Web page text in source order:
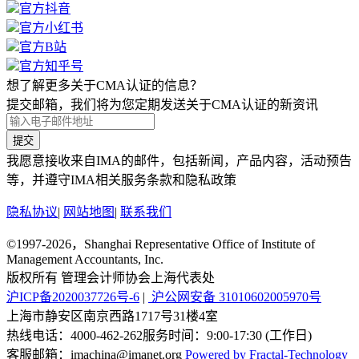
官方抖音
官方小红书
官方B站
官方知乎号
想了解更多关于CMA认证的信息？
提交邮箱，我们将为您定期发送关于CMA认证的新资讯
提交
我愿意接收来自IMA的邮件，包括新闻，产品内容，活动预告
等，并遵守IMA相关服务条款和隐私政策
隐私协议| 网站地图 | 联系我们
©1997-2026，Shanghai Representative Office of Institute of
Management Accountants, Inc.
版权所有 管理会计师协会上海代表处
沪ICP备2020037726号-6 | 沪公网安备 31010602005970号
上海市静安区南京西路1717号31楼4室
热线电话： 4000-462-262服务时间：9:00-17:30 (工作日)
客服邮箱：imachina@imanet.org Powered by Fractal-Technology